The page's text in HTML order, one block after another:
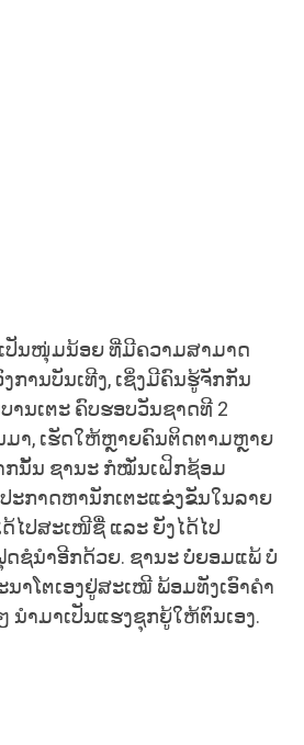
ປັນໜຸ່ມນ້ອຍ ທີ່ມີຄວາມສາມາດ
ການບັນເທີງ, ເຊິ່ງມີຄົນຮູ້ຈັກກັນ
ານເຕະ ຄົບຮອບວັນຊາດທີ 2
ມາ, ເຮັດໃຫ້ຫຼາຍຄົນຕິດຕາມຫຼາຍ
ກນັ້ນ ຊານະ ກໍໝັ່ນເຝິກຊ້ອມ
ະກາດຫານັກເຕະແຂ່ງຂັນໃນລາຍ
ໄປສະເໜີຊື່ ແລະ ຍັງໄດ້ໄປ
ຊໍນຳອີກດ້ວຍ. ຊານະ ບໍ່ຍອມແພ້ ບໍ່
າໂຕເອງຢູ່ສະເໝີ ພ້ອມທັງເອົາຄຳ
ຳມາເປັນແຮງຊຸກຍູ້ໃຫ້ຕົນເອງ.